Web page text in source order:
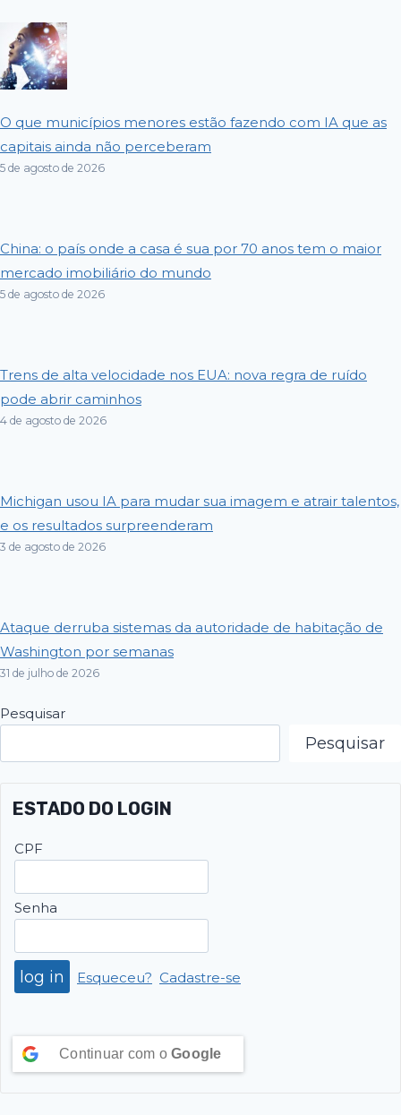
O que municípios menores estão fazendo com IA que as
capitais ainda não perceberam
5 de agosto de 2026
China: o país onde a casa é sua por 70 anos tem o maior
mercado imobiliário do mundo
5 de agosto de 2026
Trens de alta velocidade nos EUA: nova regra de ruído
pode abrir caminhos
4 de agosto de 2026
Michigan usou IA para mudar sua imagem e atrair talentos,
e os resultados surpreenderam
3 de agosto de 2026
Ataque derruba sistemas da autoridade de habitação de
Washington por semanas
31 de julho de 2026
Pesquisar
Pesquisar
ESTADO DO LOGIN
CPF
Senha
Esqueceu? Cadastre-se
Continuar com o Google